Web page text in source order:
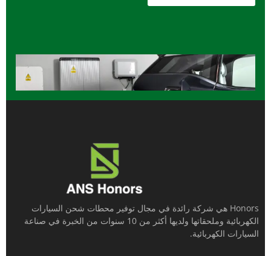
Honors هي شركة رائدة في مجال توفير محطات شحن السيارات
الكهربائية وملحقاتها ولديها أكثر من 10 سنوات من الخبرة في صناعة
السيارات الكهربائية.